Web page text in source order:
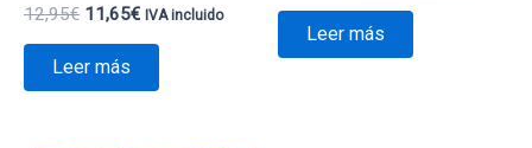
12,95€ 11,65€ IVA incluido
Leer más
Leer más